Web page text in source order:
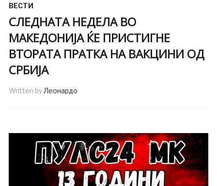
ВЕСТИ
СЛЕДНАТА НЕДЕЛА ВО
МАКЕДОНИЈА ЌЕ ПРИСТИГНЕ
ВТОРАТА ПРАТКА НА ВАКЦИНИ ОД
СРБИЈА
Written byЛеонардо